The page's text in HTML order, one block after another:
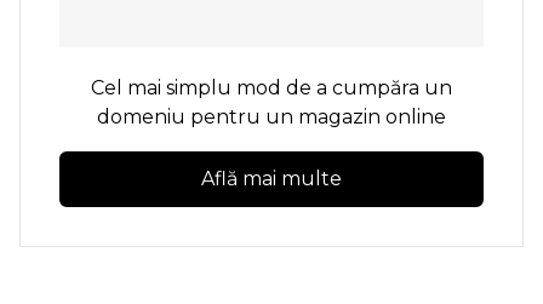
Cel mai simplu mod de a cumpăra un
domeniu pentru un magazin online
Află mai multe